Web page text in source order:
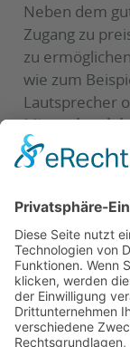
Neben dem
Zugang zu
zu
wie zum
Lautsprecher
Mitmachen
Der
marego
Zurück